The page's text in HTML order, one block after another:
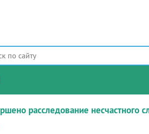
расследование несчастного